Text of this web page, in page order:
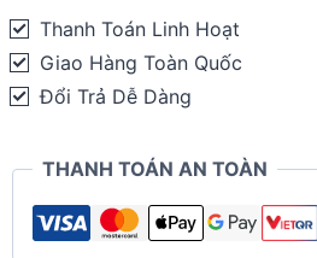
Thanh Toán Linh Hoạt
Giao Hàng Toàn Quốc
Đổi Trả Dễ Dàng
THANH TOÁN AN TOÀN